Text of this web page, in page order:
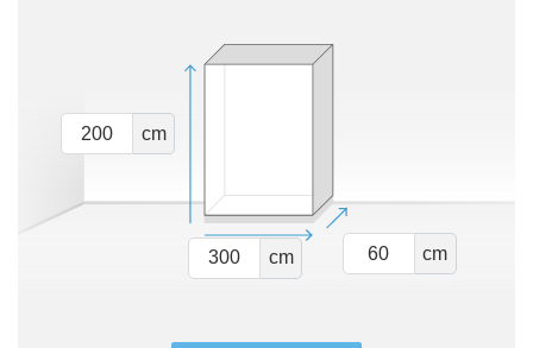
cm
cm cm